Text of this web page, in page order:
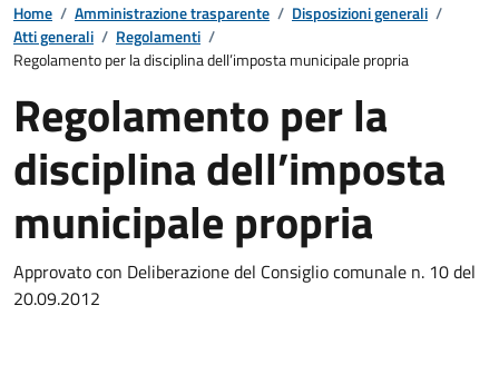
Home / Amministrazione trasparente / Disposizioni generali /
Atti generali / Regolamenti /
Regolamento per la disciplina dell’imposta municipale propria
Regolamento per la
disciplina dell’imposta
municipale propria
Approvato con Deliberazione del Consiglio comunale n. 10 del
20.09.2012